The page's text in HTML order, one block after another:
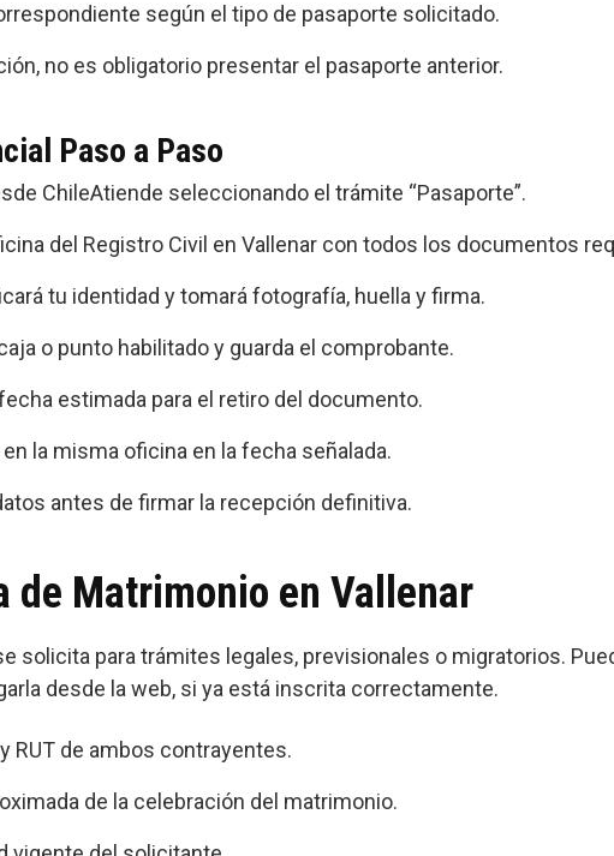
según el tipo de pasaporte solicitado.
no es obligatorio presentar el pasaporte anterior.
Paso a Paso
ChileAtiende seleccionando el trámite “Pasaporte”.
del Registro Civil en Vallenar con todos los documentos
tu identidad y tomará fotografía, huella y firma.
o punto habilitado y guarda el comprobante.
estimada para el retiro del documento.
la misma oficina en la fecha señalada.
antes de firmar la recepción definitiva.
de Matrimonio en Vallenar
solicita para trámites legales, previsionales o migratorios.
desde la web, si ya está inscrita correctamente.
RUT de ambos contrayentes.
de la celebración del matrimonio.